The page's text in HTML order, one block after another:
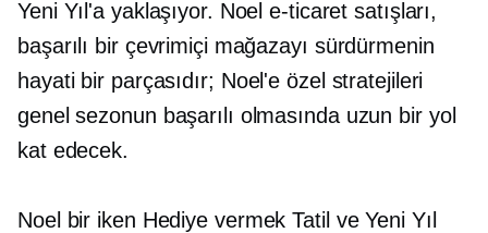
Yeni Yıl'a yaklaşıyor. Noel e-ticaret satışları,
başarılı bir çevrimiçi mağazayı sürdürmenin
hayati bir parçasıdır; Noel'e özel stratejileri
genel sezonun başarılı olmasında uzun bir yol
kat edecek.
Noel bir iken Hediye vermek Tatil ve Yeni Yıl